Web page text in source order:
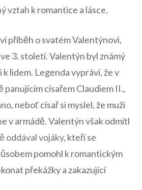
vztah k romantice a lásce.
příběh o ​svatém ⁢Valentýnovi,
3. století. Valentýn byl známý
k lidem. Legenda vypráví, že v‍
‌panujícím‍ císařem Claudiem II.,
neboť císař si myslel, že muži
v armádě.‌ Valentýn však odmítl
oddával vojáky, kteří se
pomohl⁢ k romantickým
překážky a zakazující‍